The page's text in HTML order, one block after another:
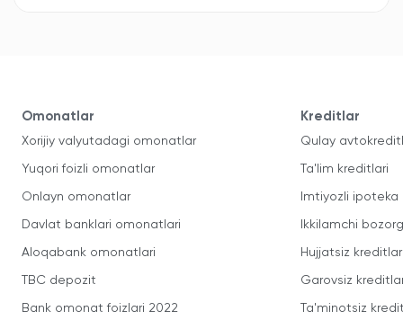
Omonatlar
Xorijiy valyutadagi omonatlar
Yuqori foizli omonatlar
Onlayn omonatlar
Davlat banklari omonatlari
Aloqabank omonatlari
TBC depozit
Bank omonat foizlari 2022
Kreditlar
Qulay
Ta'lim kreditlari
Imtiyozli ipoteka
Ikkilamchi
Hujjatsiz kreditlar
Garovsiz
Ta'minotsiz